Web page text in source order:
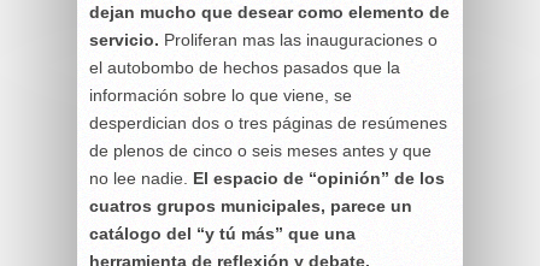
dejan mucho que desear como elemento de
servicio. Proliferan mas las inauguraciones o
el autobombo de hechos pasados que la
información sobre lo que viene, se
desperdician dos o tres páginas de resúmenes
de plenos de cinco o seis meses antes y que
no lee nadie. El espacio de “opinión” de los
cuatros grupos municipales, parece un
catálogo del “y tú más” que una
herramienta de reflexión y debate.